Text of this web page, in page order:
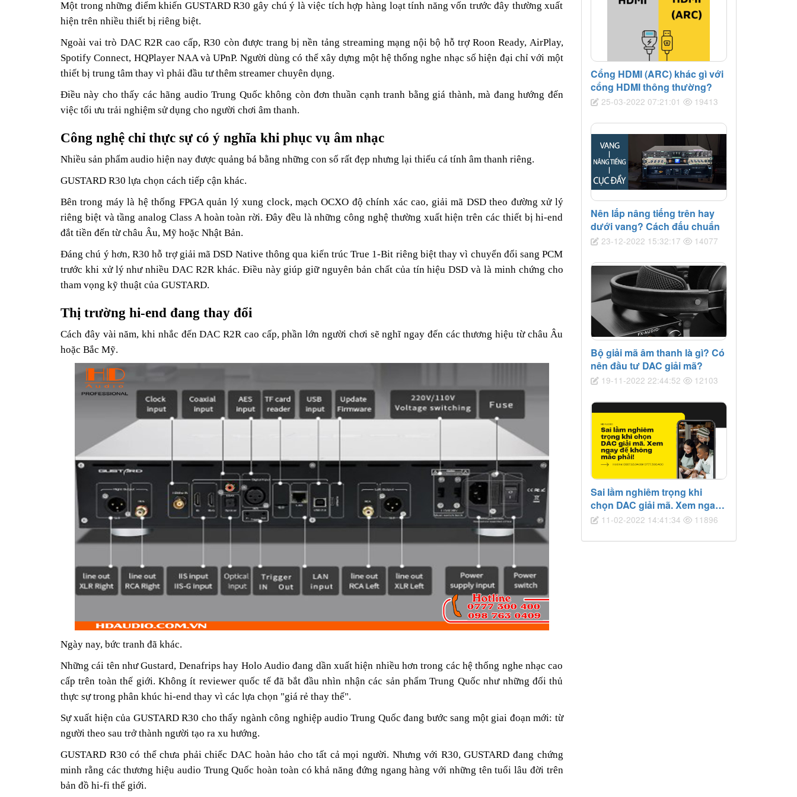
Một trong những điểm khiến GUSTARD R30 gây chú ý là việc tích hợp hàng loạt tính năng vốn trước đây thường xuất
hiện trên nhiều thiết bị riêng biệt.
Ngoài vai trò DAC R2R cao cấp, R30 còn được trang bị nền tảng streaming mạng nội bộ hỗ trợ Roon Ready, AirPlay,
Spotify Connect, HQPlayer NAA và UPnP. Người dùng có thể xây dựng một hệ thống nghe nhạc số hiện đại chỉ với một
thiết bị trung tâm thay vì phải đầu tư thêm streamer chuyên dụng.
Điều này cho thấy các hãng audio Trung Quốc không còn đơn thuần cạnh tranh bằng giá thành, mà đang hướng đến
việc tối ưu trải nghiệm sử dụng cho người chơi âm thanh.
Công nghệ chỉ thực sự có ý nghĩa khi phục vụ âm nhạc
Nhiều sản phẩm audio hiện nay được quảng bá bằng những con số rất đẹp nhưng lại thiếu cá tính âm thanh riêng.
GUSTARD R30 lựa chọn cách tiếp cận khác.
Bên trong máy là hệ thống FPGA quản lý xung clock, mạch OCXO độ chính xác cao, giải mã DSD theo đường xử lý
riêng biệt và tầng analog Class A hoàn toàn rời. Đây đều là những công nghệ thường xuất hiện trên các thiết bị hi-end
đắt tiền đến từ châu Âu, Mỹ hoặc Nhật Bản.
Đáng chú ý hơn, R30 hỗ trợ giải mã DSD Native thông qua kiến trúc True 1-Bit riêng biệt thay vì chuyển đổi sang PCM
trước khi xử lý như nhiều DAC R2R khác. Điều này giúp giữ nguyên bản chất của tín hiệu DSD và là minh chứng cho
tham vọng kỹ thuật của GUSTARD.
Thị trường hi-end đang thay đổi
Cách đây vài năm, khi nhắc đến DAC R2R cao cấp, phần lớn người chơi sẽ nghĩ ngay đến các thương hiệu từ châu Âu
hoặc Bắc Mỹ.
Ngày nay, bức tranh đã khác.
Những cái tên như Gustard, Denafrips hay Holo Audio đang dần xuất hiện nhiều hơn trong các hệ thống nghe nhạc cao
cấp trên toàn thế giới. Không ít reviewer quốc tế đã bắt đầu nhìn nhận các sản phẩm Trung Quốc như những đối thủ
thực sự trong phân khúc hi-end thay vì các lựa chọn "giá rẻ thay thế".
Sự xuất hiện của GUSTARD R30 cho thấy ngành công nghiệp audio Trung Quốc đang bước sang một giai đoạn mới: từ
người theo sau trở thành người tạo ra xu hướng.
GUSTARD R30 có thể chưa phải chiếc DAC hoàn hảo cho tất cả mọi người. Nhưng với R30, GUSTARD đang chứng
minh rằng các thương hiệu audio Trung Quốc hoàn toàn có khả năng đứng ngang hàng với những tên tuổi lâu đời trên
bản đồ hi-fi thế giới.
Cổng HDMI (ARC) khác gì với
cổng HDMI thông thường?
25-03-2022 07:21:01 19413
Nên lắp nâng tiếng trên hay
dưới vang? Cách đấu chuẩn
23-12-2022 15:32:17 14077
Bộ giải mã âm thanh là gì? Có
nên đầu tư DAC giải mã?
19-11-2022 22:44:52 12103
Sai lầm nghiêm trọng khi
chọn DAC giải mã. Xem ngay
để không mắc phải!
11-02-2022 14:41:34 11896